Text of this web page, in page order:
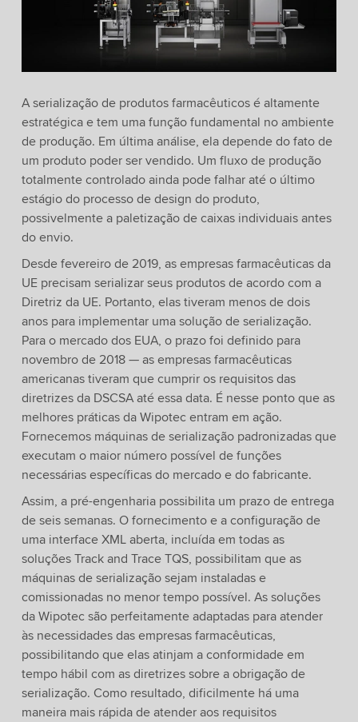
A serialização de produtos farmacêuticos é altamente
estratégica e tem uma função fundamental no ambiente
de produção. Em última análise, ela depende do fato de
um produto poder ser vendido. Um fluxo de produção
totalmente controlado ainda pode falhar até o último
estágio do processo de design do produto,
possivelmente a paletização de caixas individuais antes
do envio.
Desde fevereiro de 2019, as empresas farmacêuticas da
UE precisam serializar seus produtos de acordo com a
Diretriz da UE. Portanto, elas tiveram menos de dois
anos para implementar uma solução de serialização.
Para o mercado dos EUA, o prazo foi definido para
novembro de 2018 — as empresas farmacêuticas
americanas tiveram que cumprir os requisitos das
diretrizes da DSCSA até essa data. É nesse ponto que as
melhores práticas da Wipotec entram em ação.
Fornecemos máquinas de serialização padronizadas que
executam o maior número possível de funções
necessárias específicas do mercado e do fabricante.
Assim, a pré-engenharia possibilita um prazo de entrega
de seis semanas. O fornecimento e a configuração de
uma interface XML aberta, incluída em todas as
soluções Track and Trace TQS, possibilitam que as
máquinas de serialização sejam instaladas e
comissionadas no menor tempo possível. As soluções
da Wipotec são perfeitamente adaptadas para atender
às necessidades das empresas farmacêuticas,
possibilitando que elas atinjam a conformidade em
tempo hábil com as diretrizes sobre a obrigação de
serialização. Como resultado, dificilmente há uma
maneira mais rápida de atender aos requisitos